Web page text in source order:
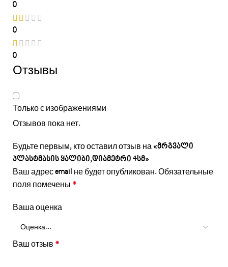
0
0
0
Отзывы
Только с изображениями
Отзывов пока нет.
Будьте первым, кто оставил отзыв на «მრგვალი
პლასტმასის ყალიბი,დიამეტრი 4სმ»
Ваш адрес email не будет опубликован.Обязательные
поля помечены *
Ваша оценка
Ваш отзыв *